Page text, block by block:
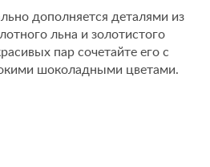
дополняется деталями из
льна и золотистого
пар сочетайте его с
шоколадными цветами.